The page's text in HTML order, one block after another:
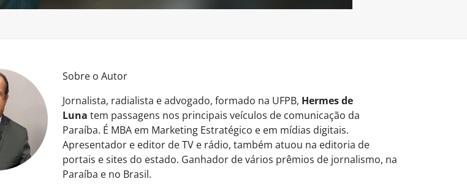
Sobre o Autor
Jornalista, radialista e advogado, formado na UFPB, Hermes de
Luna tem passagens nos principais veículos de comunicação da
Paraíba. É MBA em Marketing Estratégico e em mídias digitais.
Apresentador e editor de TV e rádio, também atuou na editoria de
portais e sites do estado. Ganhador de vários prêmios de jornalismo, na
Paraíba e no Brasil.